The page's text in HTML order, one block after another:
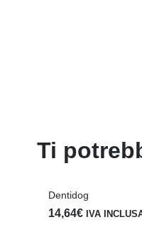
Ti
Dentidog
14,64€ IVA